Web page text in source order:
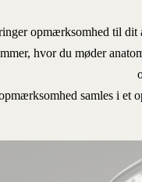
opmærksomhed til
hvor du møder
samles i et